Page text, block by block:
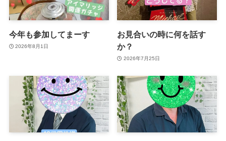
今年も参加してまーす
2026年8月1日
お見合いの時に何を話す
か？
2026年7月25日